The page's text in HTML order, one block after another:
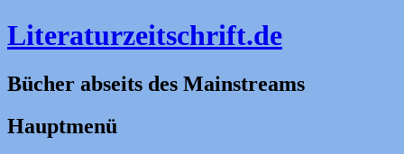
Literaturzeitschrift.de
Bücher abseits des Mainstreams
Hauptmenü